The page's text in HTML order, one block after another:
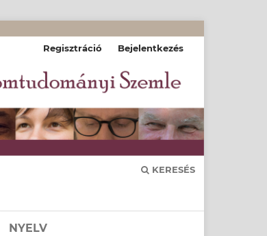
KERESÉS
Regisztráció Bejelentkezés
NYELV